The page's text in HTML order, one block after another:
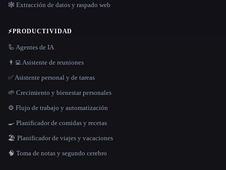
🕸️ Extracción de datos y raspado web
⚡PRODUCTIVIDAD
🦾 Agentes de IA
👨‍💻 Asistente de reuniones
✅ Asistente personal y de tareas
🌱 Crecimiento y bienestar personales
⚙️ Flujo de trabajo y automatización
🍳 Planificador de comidas y recetas
🏖 Planificador de viajes y vacaciones
🧠 Toma de notas y segundo cerebro